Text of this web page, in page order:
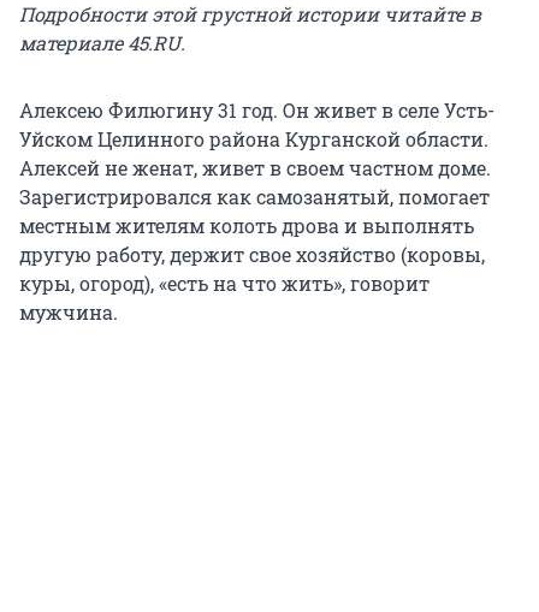
Подробности этой грустной истории читайте в
материале 45.RU.
Алексею Филюгину 31 год. Он живет в селе Усть-
Уйском Целинного района Курганской области.
Алексей не женат, живет в своем частном доме.
Зарегистрировался как самозанятый, помогает
местным жителям колоть дрова и выполнять
другую работу, держит свое хозяйство (коровы,
куры, огород), «есть на что жить», говорит
мужчина.